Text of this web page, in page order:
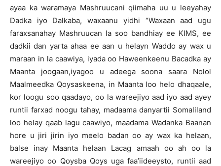
ayaa ka waramaya Mashruucani qiimaha uu u leeyahay
Dadka iyo Dalkaba, waxaanu yidhi “Waxaan aad ugu
faraxsanahay Mashruucan la soo bandhiay ee KIMS, ee
dadkii dan yarta ahaa ee aan u helayn Waddo ay wax u
maraan in la caawiya, iyada oo Haweenkeenu Bacadka ay
Maanta joogaan,iyagoo u adeega soona saara Nolol
Maalmeedka Qoysaskeena, in Maanta loo helo dhaqaale,
kor loogu soo qaadayo, oo la wareejiyo aad iyo aad ayey
runtii farxad noogu tahay, madaama danyartii Somaliland
loo helay qaab lagu caawiyo, maadama Wadanka Baanan
hore u jiri jirin iyo meelo badan oo ay wax ka helaan,
balse inay Maanta helaan Lacag amaah oo ah oo la
wareejiyo oo Qoysba Qoys uga faa’iideeysto, runtii aad